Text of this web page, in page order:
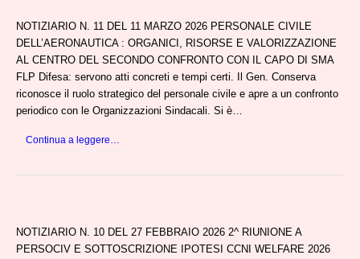
NOTIZIARIO N. 11 DEL 11 MARZO 2026 PERSONALE CIVILE
DELL’AERONAUTICA : ORGANICI, RISORSE E VALORIZZAZIONE
AL CENTRO DEL SECONDO CONFRONTO CON IL CAPO DI SMA
FLP Difesa: servono atti concreti e tempi certi. Il Gen. Conserva
riconosce il ruolo strategico del personale civile e apre a un confronto
periodico con le Organizzazioni Sindacali. Si è…
Continua a leggere…
NOTIZIARIO N. 10 DEL 27 FEBBRAIO 2026 2^ RIUNIONE A
PERSOCIV E SOTTOSCRIZIONE IPOTESI CCNI WELFARE 2026